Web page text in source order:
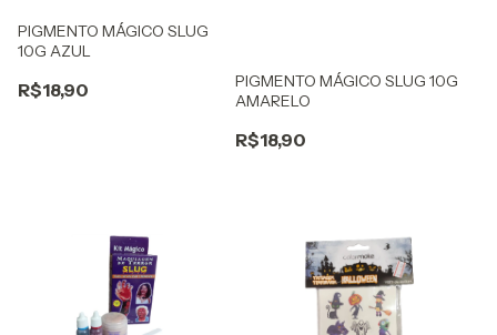
PIGMENTO MÁGICO SLUG
10G AZUL
R$18,90
PIGMENTO MÁGICO SLUG 10G
AMARELO
R$18,90